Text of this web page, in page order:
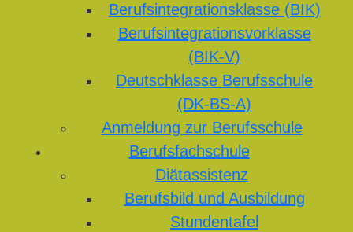
Berufsintegrationsklasse (BIK)
Berufsintegrationsvorklasse
(BIK-V)
Deutschklasse Berufsschule
(DK-BS-A)
Anmeldung zur Berufsschule
Berufsfachschule
Diätassistenz
Berufsbild und Ausbildung
Stundentafel